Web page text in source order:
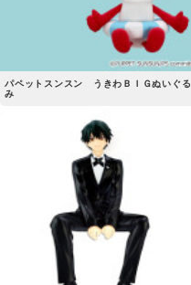
パペットスンスン うきわＢＩＧぬいぐる
み